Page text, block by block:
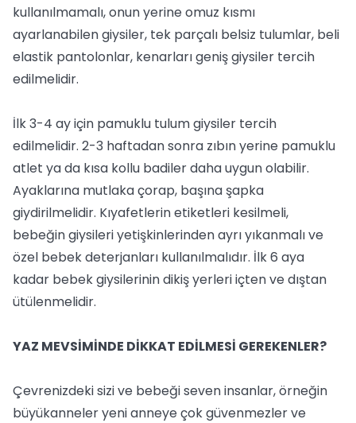
kullanılmamalı, onun yerine omuz kısmı
ayarlanabilen giysiler, tek parçalı belsiz tulumlar, beli
elastik pantolonlar, kenarları geniş giysiler tercih
edilmelidir.
İlk 3-4 ay için pamuklu tulum giysiler tercih
edilmelidir. 2-3 haftadan sonra zıbın yerine pamuklu
atlet ya da kısa kollu badiler daha uygun olabilir.
Ayaklarına mutlaka çorap, başına şapka
giydirilmelidir. Kıyafetlerin etiketleri kesilmeli,
bebeğin giysileri yetişkinlerinden ayrı yıkanmalı ve
özel bebek deterjanları kullanılmalıdır. İlk 6 aya
kadar bebek giysilerinin dikiş yerleri içten ve dıştan
ütülenmelidir.
YAZ MEVSİMİNDE DİKKAT EDİLMESİ GEREKENLER?
Çevrenizdeki sizi ve bebeği seven insanlar, örneğin
büyükanneler yeni anneye çok güvenmezler ve